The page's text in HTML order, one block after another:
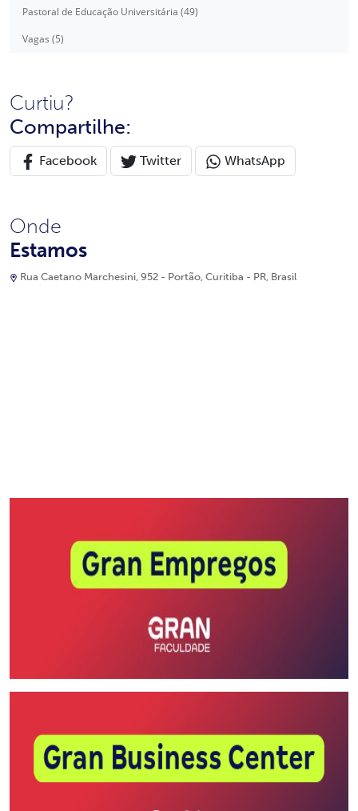
Pastoral de Educação Universitária (49)
Vagas (5)
Curtiu?
Compartilhe:
Facebook Twitter WhatsApp
Onde
Estamos
Rua Caetano Marchesini, 952 - Portão, Curitiba - PR, Brasil